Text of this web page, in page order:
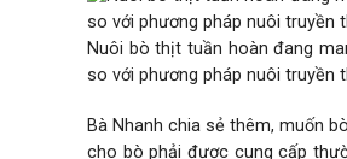
Nuôi bò thịt tuần hoàn đang
so với phương pháp nuôi truyền
Bà Nhanh chia sẻ thêm, muốn
cho bò phải được cung cấp